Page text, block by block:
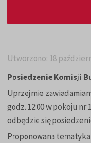
Utworzono: 18
Posiedzenie Komisji
Uprzejmie
godz. 12:00 w pokoju nr
odbędzie się
Proponowana